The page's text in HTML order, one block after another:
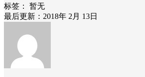
标签：
暂无
最后更新：2018年 2月 13日